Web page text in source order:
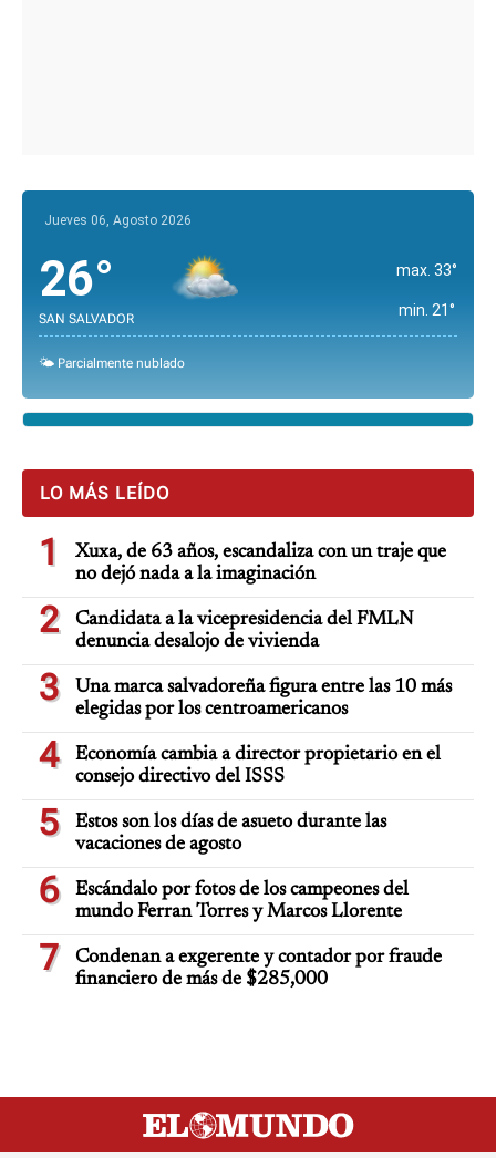
Jueves 06, Agosto 2026
26°
SAN SALVADOR
max. 33°
min. 21°
🌤️ Parcialmente nublado
LO MÁS LEÍDO
1
Xuxa, de 63 años, escandaliza con un traje que
no dejó nada a la imaginación
2
Candidata a la vicepresidencia del FMLN
denuncia desalojo de vivienda
3
Una marca salvadoreña figura entre las 10 más
elegidas por los centroamericanos
4
Economía cambia a director propietario en el
consejo directivo del ISSS
5
Estos son los días de asueto durante las
vacaciones de agosto
6
Escándalo por fotos de los campeones del
mundo Ferran Torres y Marcos Llorente
7
Condenan a exgerente y contador por fraude
financiero de más de $285,000